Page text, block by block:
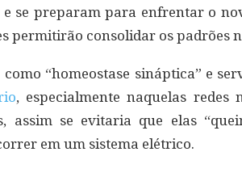
e se preparam para enfrentar o
permitirão consolidar os padrões
“homeostase sináptica” e
, especialmente naquelas redes
assim se evitaria que elas
em um sistema elétrico.